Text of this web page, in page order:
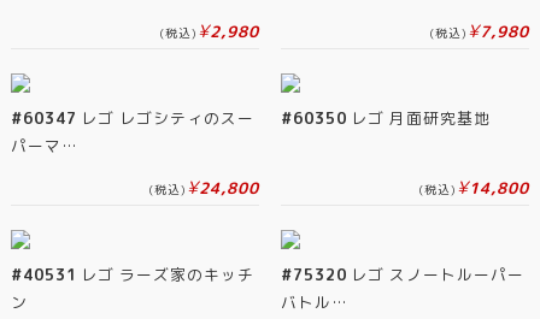
(税込) ¥2,980 (税込) ¥7,980
#60347 レゴ レゴシティのスー
パーマ…
(税込) ¥24,800
#60350 レゴ 月面研究基地
(税込) ¥14,800
#40531 レゴ ラーズ家のキッチ
ン
#75320 レゴ スノートルーパー
バトル…